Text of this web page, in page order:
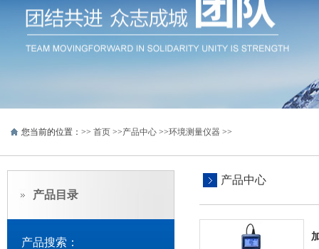
您当前的位置：>> 首页 >>产品中心 >>环境测量仪器 >>
产品目录
产品搜索：
产品中心